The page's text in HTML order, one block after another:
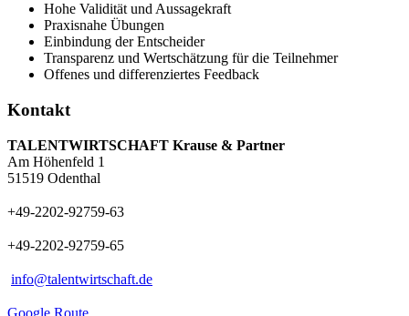
Hohe Validität und Aussagekraft
Praxisnahe Übungen
Einbindung der Entscheider
Transparenz und Wertschätzung für die Teilnehmer
Offenes und differenziertes Feedback
Kontakt
TALENTWIRTSCHAFT Krause & Partner
Am Höhenfeld 1
51519 Odenthal
+49-2202-92759-63
+49-2202-92759-65
info@talentwirtschaft.de
Google Route